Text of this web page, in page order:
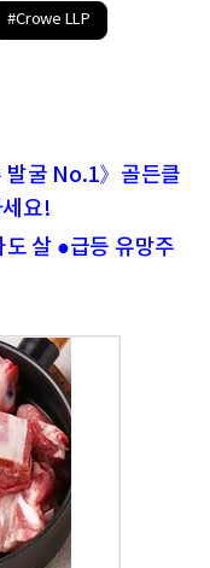
#Crowe LLP
발굴 No.1》골든클
요!
살 ●급등 유망주